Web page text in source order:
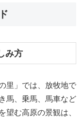
み方
里」では、放牧地で
馬、乗馬、馬車など
望む高原の景観は、